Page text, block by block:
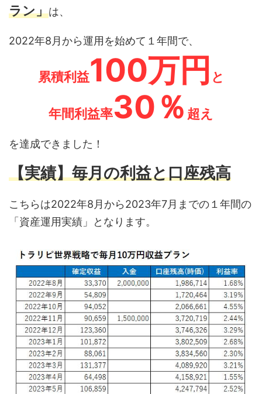
ラン」は、
2022年8月から運用を始めて１年間で、
累積利益100万円 と
年間利益率30％ 超え
を達成できました！
【実績】毎月の利益と口座残高
こちらは2022年8月から2023年7月までの１年間の
「資産運用実績」となります。